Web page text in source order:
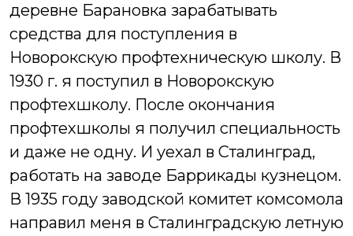
деревне Барановка зарабатывать
средства для поступления в
Новорокскую профтехническую школу. В
1930 г. я поступил в Новорокскую
профтехшколу. После окончания
профтехшколы я получил специальность
и даже не одну. И уехал в Сталинград,
работать на заводе Баррикады кузнецом.
В 1935 году заводской комитет комсомола
направил меня в Сталинградскую летную